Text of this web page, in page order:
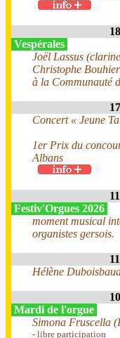
Vespérales
Joël Lassus
Christophe
à la Communauté
Concert « Jeune
1er Prix du
Albans
Festiv'Orgues 2026
moment musical
organistes gersois.
Hélène
Mardi de l'orgue
Simona Fruscella
- libre participation